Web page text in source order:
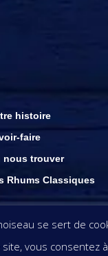
histoire
faire
nous trouver
Rhums Classiques
D’ALCOOL EST
se sert de
vous consentez